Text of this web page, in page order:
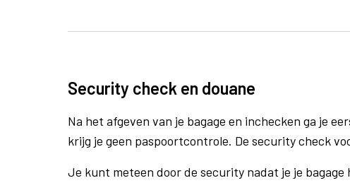
Security check en douane
Na het afgeven van je bagage en inchecken ga je
krijg je geen paspoortcontrole. De security check
Je kunt meteen door de security nadat je je